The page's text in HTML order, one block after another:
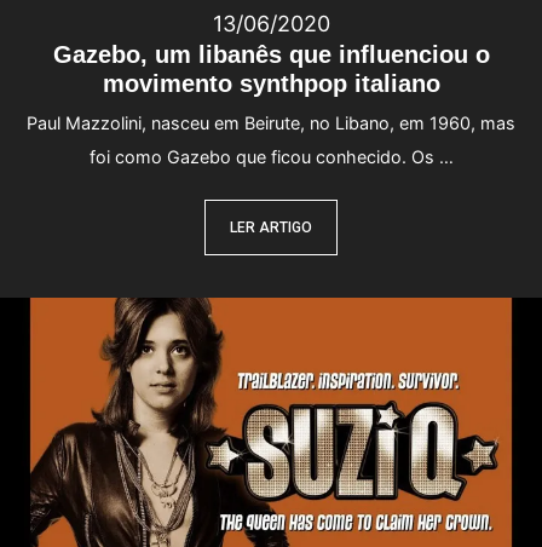
Gazebo, um libanês que influenciou o
movimento synthpop italiano
13/06/2020
Paul Mazzolini, nasceu em Beirute, no Libano, em 1960, mas
foi como Gazebo que ficou conhecido. Os …
LER ARTIGO